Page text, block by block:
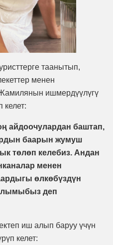
таанытып,
менен
ишмердүүлүгү
келет:
айдоочулардан баштап,
баарын жумуш
төлөп келебиз. Андан
менен
өлкөбүздүн
деп
иш алып баруу үчүн
келет: